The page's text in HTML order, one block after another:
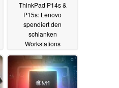
ThinkPad P14s &
P15s: Lenovo
spendiert den
schlanken
Workstations
modernste
Prozessoren23.02.2021